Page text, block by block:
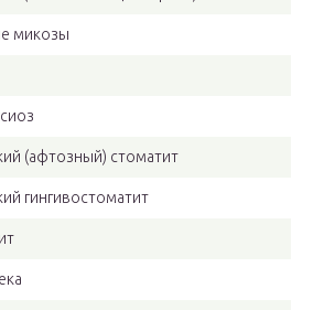
микозы
(афтозный) стоматит
гингивостоматит